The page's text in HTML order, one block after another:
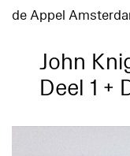
de Appel
John
Deel 1 +